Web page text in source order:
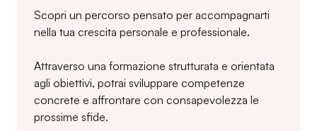
Scopri un percorso pensato per accompagnarti
nella tua crescita personale e professionale.
Attraverso una formazione strutturata e orientata
agli obiettivi, potrai sviluppare competenze
concrete e affrontare con consapevolezza le
prossime sfide.